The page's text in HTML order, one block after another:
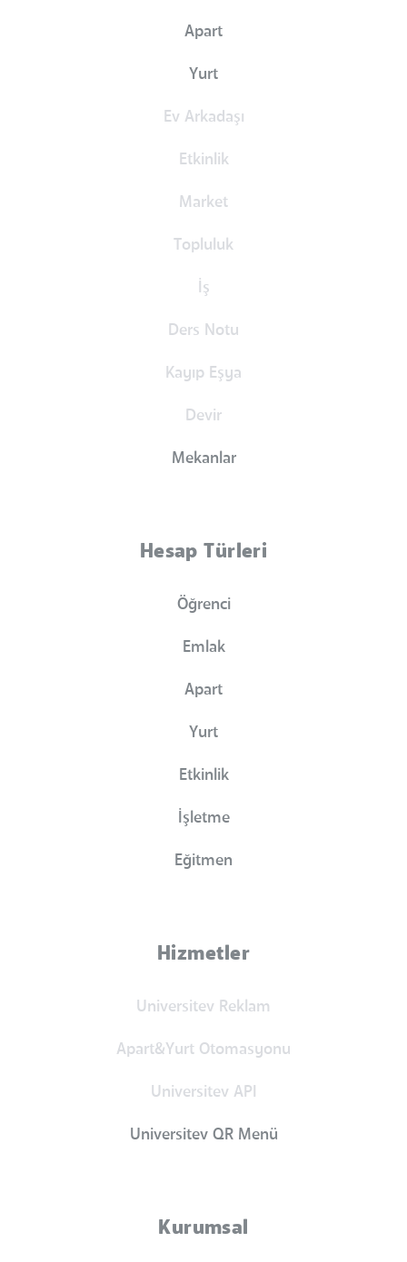
Apart
Yurt
Ev Arkadaşı
Etkinlik
Market
Topluluk
İş
Ders Notu
Kayıp Eşya
Devir
Mekanlar
Hesap Türleri
Öğrenci
Emlak
Apart
Yurt
Etkinlik
İşletme
Eğitmen
Hizmetler
Universitev Reklam
Apart&Yurt Otomasyonu
Universitev API
Universitev QR Menü
Kurumsal